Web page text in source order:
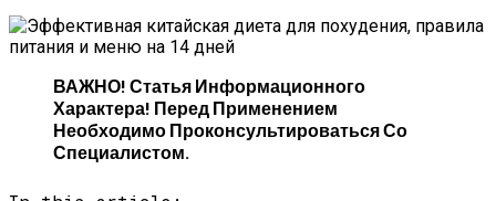
ВАЖНО! Статья Информационного
Характера! Перед Применением
Необходимо Проконсультироваться Со
Специалистом.